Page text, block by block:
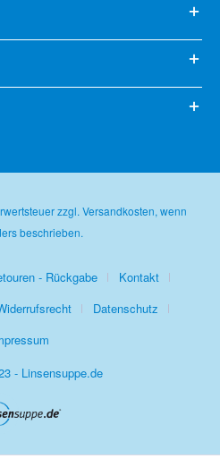
zzgl. Versandkosten, wenn
beschrieben.
- Rückgabe
Kontakt
Datenschutz
- Linsensuppe.de